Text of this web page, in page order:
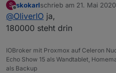
da müsste eigentlich
stehen.
S
Offline
skokarlschrieb am 21. Mai
zuletzt editiert von
@OliverIO ja,
180000 steht drin
IOBroker mit Proxmox auf Celeron
Echo Show 15 als Wandtablet,
als Backup